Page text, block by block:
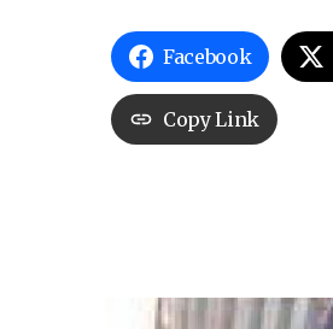
Facebook
Copy Link